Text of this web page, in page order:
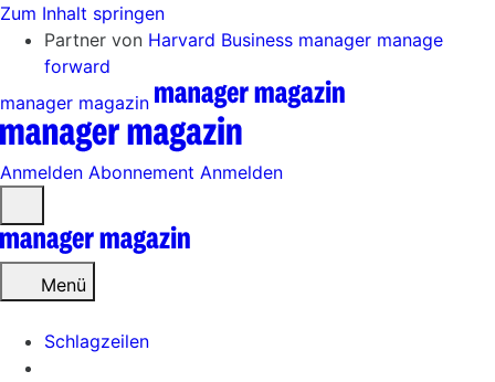
Zum Inhalt springen
Partner von Harvard Business manager manage
forward
manager magazin
Anmelden Abonnement Anmelden
öffnen
Menü
Schlagzeilen